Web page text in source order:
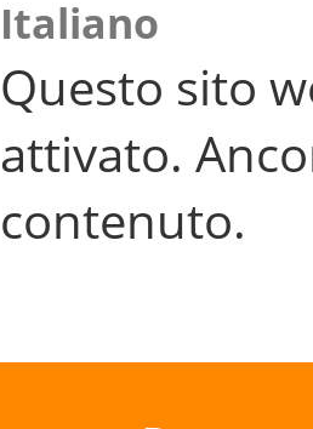
Italiano
Questo sito
attivato.
contenuto.